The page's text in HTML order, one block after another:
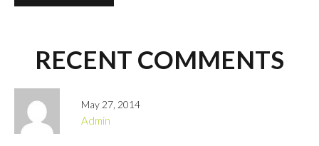
RECENT COMMENTS
May 27, 2014
admin